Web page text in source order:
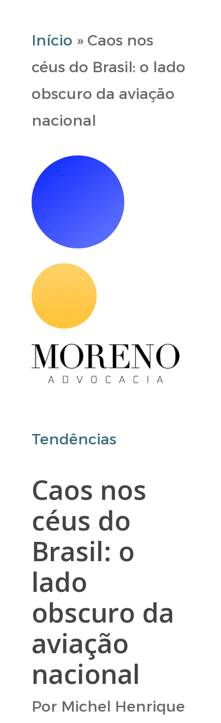
Início » Caos nos
céus do Brasil: o lado
obscuro da aviação
nacional
Tendências
Caos nos
céus do
Brasil: o
lado
obscuro da
aviação
nacional
Por Michel Henrique